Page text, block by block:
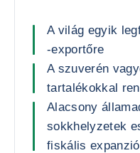
A világ egyik
-exportőre
A szuverén
tartalékokkal
Alacsony
sokkhelyzetek
fiskális